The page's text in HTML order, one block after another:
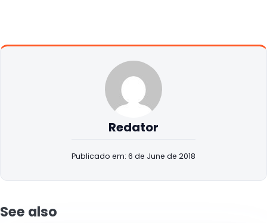
Redator
Publicado em: 6 de June de 2018
See also